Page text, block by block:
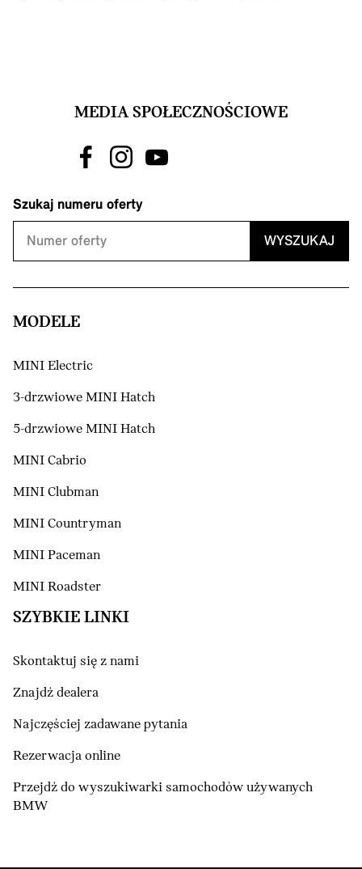
MEDIA SPOŁECZNOŚCIOWE
Szukaj numeru oferty
WYSZUKAJ
MODELE
MINI Electric
3-drzwiowe MINI Hatch
5-drzwiowe MINI Hatch
MINI Cabrio
MINI Clubman
MINI Countryman
MINI Paceman
MINI Roadster
SZYBKIE LINKI
Skontaktuj się z nami
Znajdź dealera
Najczęściej zadawane pytania
Rezerwacja online
Przejdź do wyszukiwarki samochodów używanych
BMW